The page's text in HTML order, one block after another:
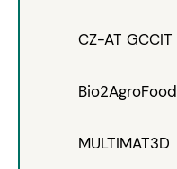
CZ-AT GCCIT
Bio2AgroFood
MULTIMAT3D